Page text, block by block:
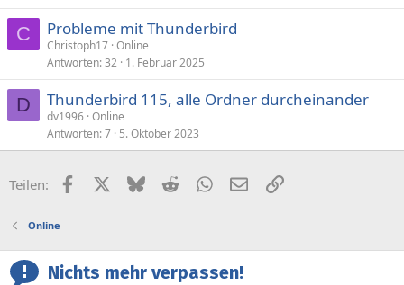
C Probleme mit Thunderbird
Christoph17 Online
Antworten 32 1. Februar 2025
D Thunderbird 115, alle Ordner durcheinander
dv1996 Online
Antworten 7 5. Oktober 2023
Teilen: FacebookX (Twitter)
BlueskyRedditWhatsApp
E-MailLink
Online
Nichts mehr verpassen!